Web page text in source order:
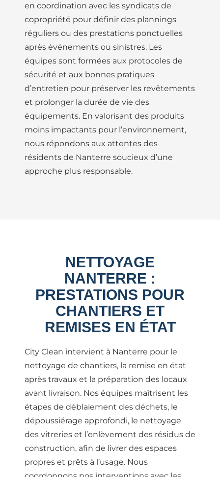
en coordination avec les syndicats de
copropriété pour définir des plannings
réguliers ou des prestations ponctuelles
après événements ou sinistres. Les
équipes sont formées aux protocoles de
sécurité et aux bonnes pratiques
d’entretien pour préserver les revêtements
et prolonger la durée de vie des
équipements. En valorisant des produits
moins impactants pour l’environnement,
nous répondons aux attentes des
résidents de Nanterre soucieux d’une
approche plus responsable.
NETTOYAGE
NANTERRE :
PRESTATIONS POUR
CHANTIERS ET
REMISES EN ÉTAT
City Clean intervient à Nanterre pour le
nettoyage de chantiers, la remise en état
après travaux et la préparation des locaux
avant livraison. Nos équipes maîtrisent les
étapes de déblaiement des déchets, le
dépoussiérage approfondi, le nettoyage
des vitreries et l’enlèvement des résidus de
construction, afin de livrer des espaces
propres et prêts à l’usage. Nous